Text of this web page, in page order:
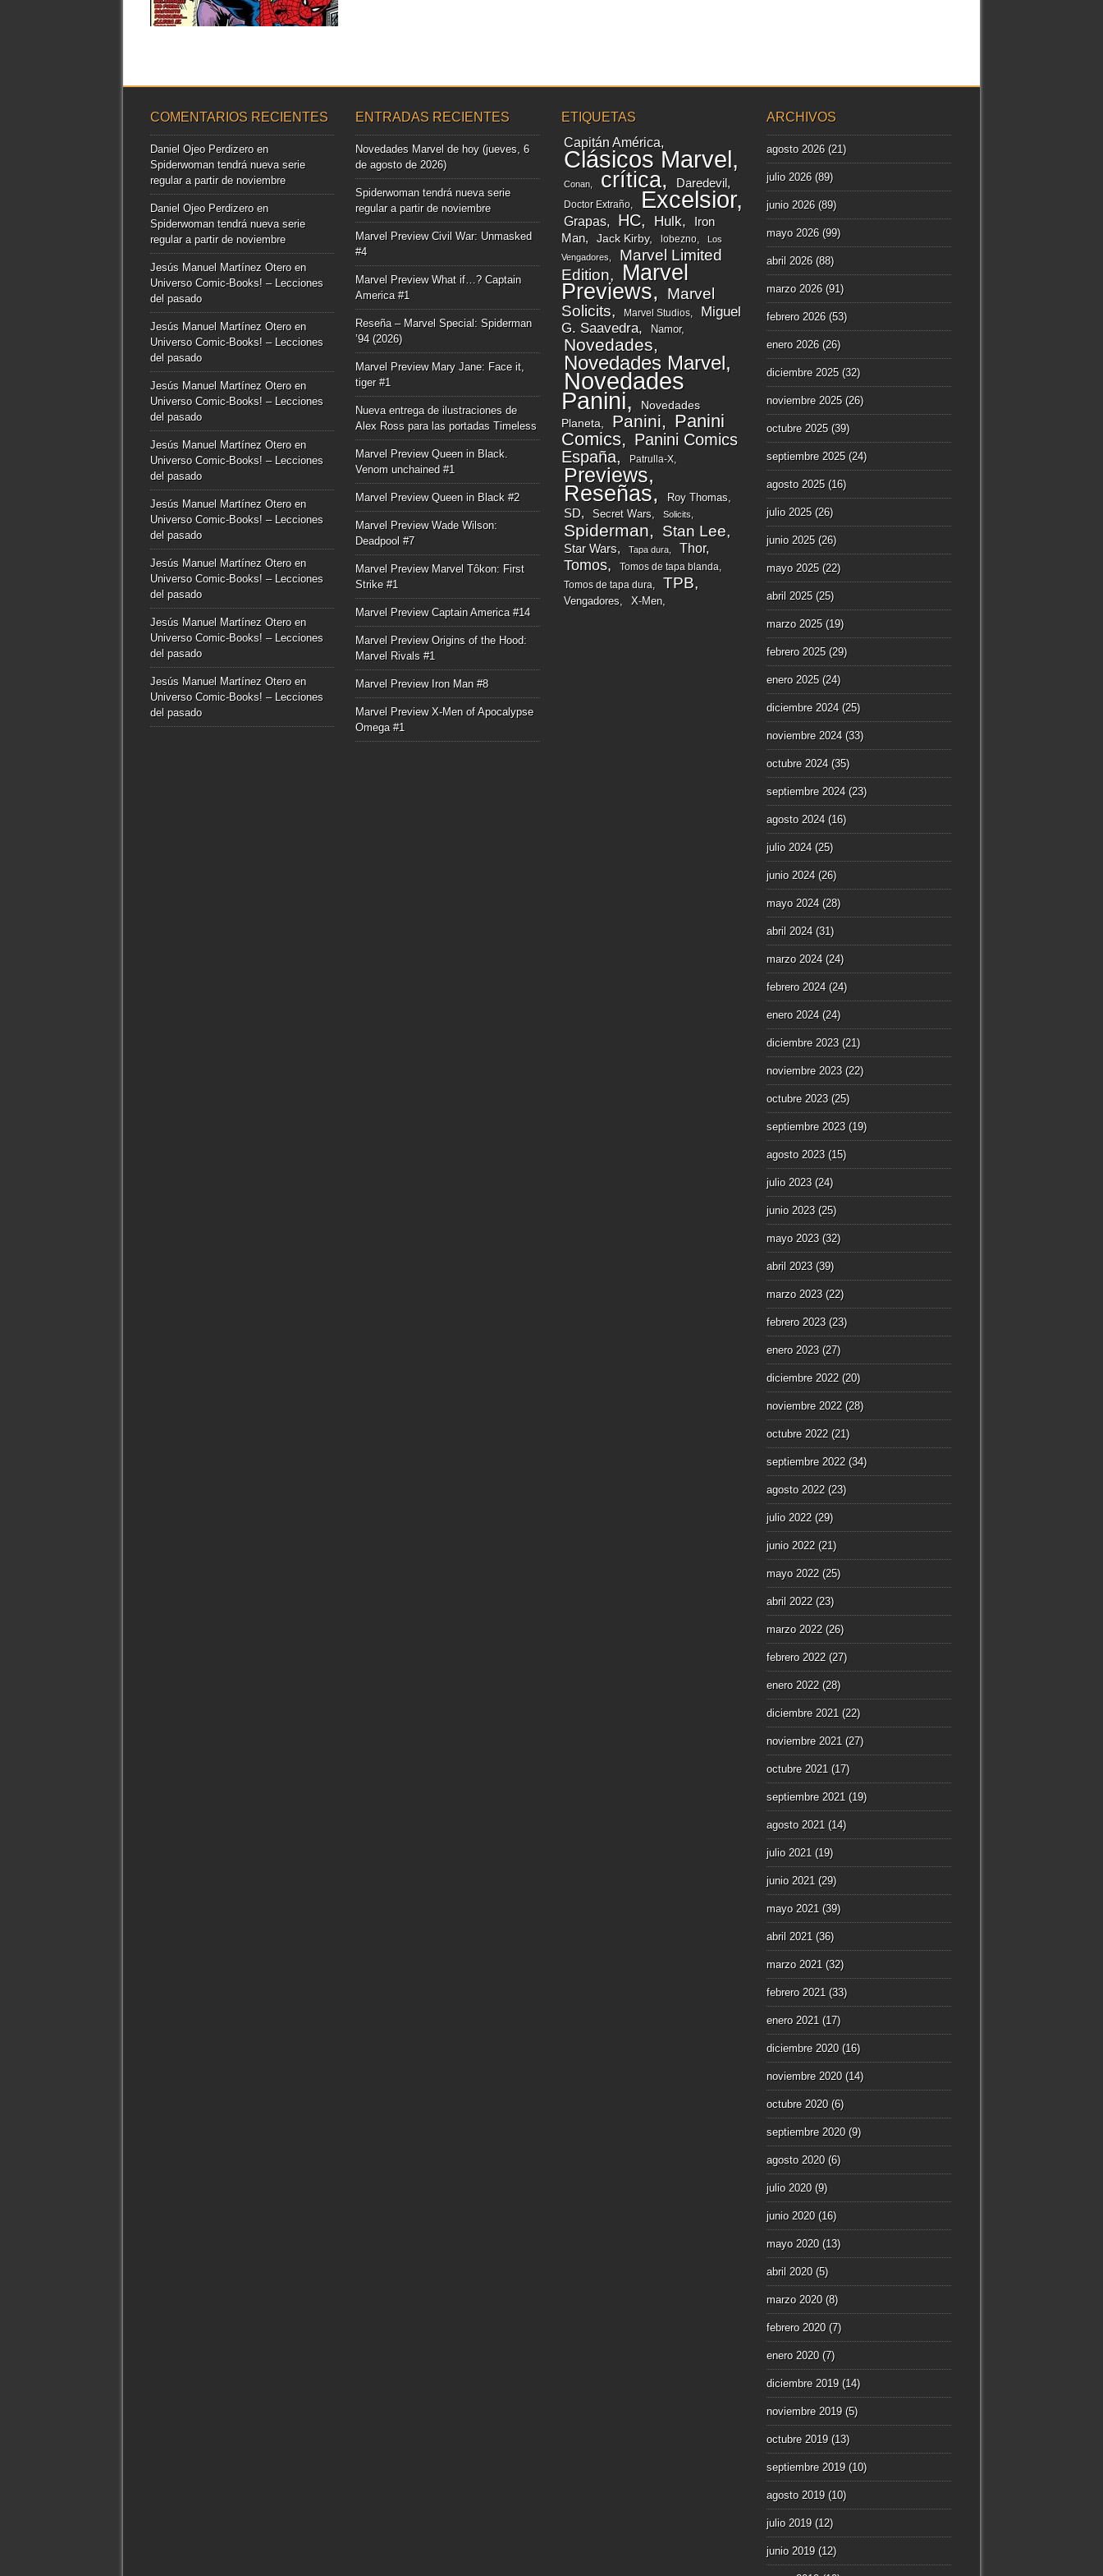
▶
COMENTARIOS RECIENTES
Daniel Ojeo Perdizeroen
Spiderwoman tendrá nueva serie
regular a partir de noviembre
Daniel Ojeo Perdizeroen
Spiderwoman tendrá nueva serie
regular a partir de noviembre
Jesús Manuel Martínez Oteroen
Universo Comic-Books! – Lecciones
del pasado
Jesús Manuel Martínez Oteroen
Universo Comic-Books! – Lecciones
del pasado
Jesús Manuel Martínez Oteroen
Universo Comic-Books! – Lecciones
del pasado
Jesús Manuel Martínez Oteroen
Universo Comic-Books! – Lecciones
del pasado
Jesús Manuel Martínez Oteroen
Universo Comic-Books! – Lecciones
del pasado
Jesús Manuel Martínez Oteroen
Universo Comic-Books! – Lecciones
del pasado
Jesús Manuel Martínez Oteroen
Universo Comic-Books! – Lecciones
del pasado
Jesús Manuel Martínez Oteroen
Universo Comic-Books! – Lecciones
del pasado
ENTRADAS RECIENTES
Novedades Marvel de hoy (jueves, 6
de agosto de 2026)
Spiderwoman tendrá nueva serie
regular a partir de noviembre
Marvel Preview Civil War: Unmasked
#4
Marvel Preview What if…? Captain
America #1
Reseña – Marvel Special: Spiderman
’94 (2026)
Marvel Preview Mary Jane: Face it,
tiger #1
Nueva entrega de ilustraciones de
Alex Ross para las portadas Timeless
Marvel Preview Queen in Black.
Venom unchained #1
Marvel Preview Queen in Black #2
Marvel Preview Wade Wilson:
Deadpool #7
Marvel Preview Marvel Tôkon: First
Strike #1
Marvel Preview Captain America #14
Marvel Preview Origins of the Hood:
Marvel Rivals #1
Marvel Preview Iron Man #8
Marvel Preview X-Men of Apocalypse
Omega #1
ETIQUETAS
Capitán América
Clásicos Marvel
Conan crítica Daredevil
Doctor Extraño Excelsior
Grapas HC Hulk
Iron
Man
Jack Kirby lobezno
Los
Vengadores
Marvel Limited
Edition
Marvel
Previews
Marvel
Solicits
Marvel Studios
Miguel
G. Saavedra
Namor
Novedades
Novedades Marvel
Novedades
Panini
Novedades
Planeta
Panini
Panini
Comics
Panini Comics
España
Patrulla-X
Previews
Reseñas Roy Thomas
SD Secret Wars Solicits
Spiderman Stan Lee
Star Wars Tapa dura Thor
Tomos
Tomos de tapa blanda
Tomos de tapa dura
TPB
Vengadores X-Men
ARCHIVOS
agosto 2026(21)
julio 2026(89)
junio 2026(89)
mayo 2026(99)
abril 2026(88)
marzo 2026(91)
febrero 2026(53)
enero 2026(26)
diciembre 2025(32)
noviembre 2025(26)
octubre 2025(39)
septiembre 2025(24)
agosto 2025(16)
julio 2025(26)
junio 2025(26)
mayo 2025(22)
abril 2025(25)
marzo 2025(19)
febrero 2025(29)
enero 2025(24)
diciembre 2024(25)
noviembre 2024(33)
octubre 2024(35)
septiembre 2024(23)
agosto 2024(16)
julio 2024(25)
junio 2024(26)
mayo 2024(28)
abril 2024(31)
marzo 2024(24)
febrero 2024(24)
enero 2024(24)
diciembre 2023(21)
noviembre 2023(22)
octubre 2023(25)
septiembre 2023(19)
agosto 2023(15)
julio 2023(24)
junio 2023(25)
mayo 2023(32)
abril 2023(39)
marzo 2023(22)
febrero 2023(23)
enero 2023(27)
diciembre 2022 (20)
noviembre 2022 (28)
octubre 2022 (21)
septiembre 2022 (34)
agosto 2022 (23)
julio 2022 (29)
junio 2022 (21)
mayo 2022 (25)
abril 2022 (23)
marzo 2022 (26)
febrero 2022 (27)
enero 2022 (28)
diciembre 2021 (22)
noviembre 2021 (27)
octubre 2021 (17)
septiembre 2021 (19)
agosto 2021 (14)
julio 2021 (19)
junio 2021 (29)
mayo 2021 (39)
abril 2021 (36)
marzo 2021 (32)
febrero 2021 (33)
enero 2021 (17)
diciembre 2020(16)
noviembre 2020(14)
octubre 2020(6)
septiembre 2020(9)
agosto 2020(6)
julio 2020(9)
junio 2020(16)
mayo 2020(13)
abril 2020(5)
marzo 2020(8)
febrero 2020(7)
enero 2020(7)
diciembre 2019(14)
noviembre 2019(5)
octubre 2019(13)
septiembre 2019(10)
agosto 2019(10)
julio 2019(12)
junio 2019(12)